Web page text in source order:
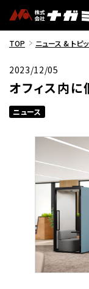
TOP ニュース & トピ
2023/12/05
オフィス内に
ニュース